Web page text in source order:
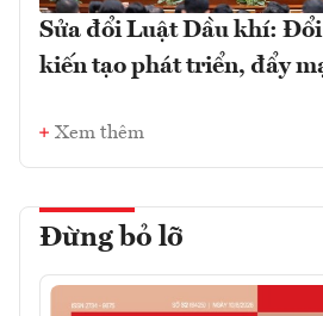
Sửa đổi Luật Dầu khí:
kiến tạo phát triển, đẩy
Xem thêm
Đừng bỏ lỡ